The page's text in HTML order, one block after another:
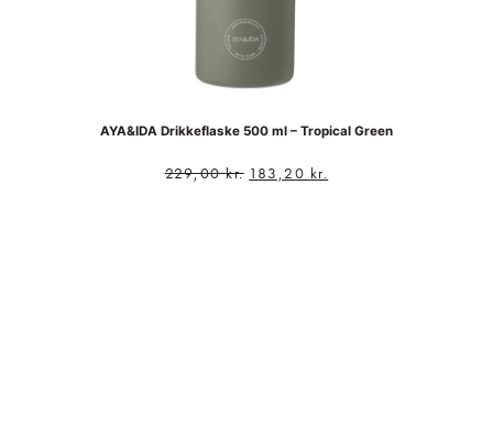
AYA&IDA Drikkeflaske 500 ml – Tropical Green
229,00kr. 183,20 kr.